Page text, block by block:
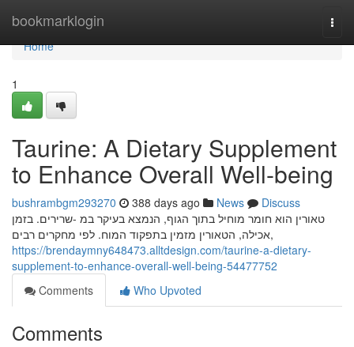
bookmarklogin
Home
Home
1
Taurine: A Dietary Supplement
to Enhance Overall Well-being
bushrambgm293270 388 days ago News
Discuss
טאורין הוא חומר מוחיל בתוך הגוף, הנמצא בעיקר במ -שרירים. בזמן
אכילה, הטאורין מזמין בתפקוד המוח. לפי מחקרים רבים,
https://brendaymny648473.alltdesign.com/taurine-a-dietary-
supplement-to-enhance-overall-well-being-54477752
Comments
Who Upvoted
Comments